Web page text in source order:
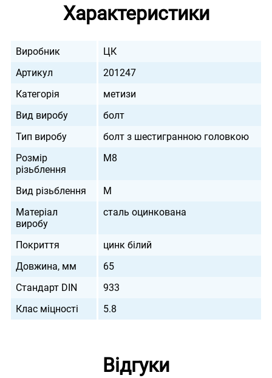
Характеристики
Виробник
ЦК
Артикул
201247
Категорія
метизи
Вид виробу
болт
Тип виробу
болт з шестигранною головкою
Розмір
різьблення
М8
Вид різьблення
M
Матеріал
виробу
сталь оцинкована
Покриття
цинк білий
Довжина, мм
65
Стандарт DIN
933
Клас міцності
5.8
Відгуки